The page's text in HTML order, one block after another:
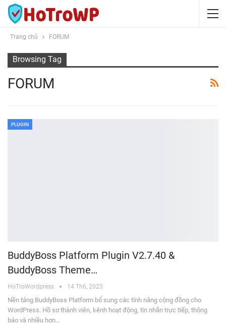
Trang chủ FORUM
Browsing Tag
FORUM
PLUGIN
BuddyBoss Platform Plugin V2.7.40 &
BuddyBoss Theme…
HoTroWordpress 14 Th6, 2025
Nền tảng BuddyBoss Platform bổ sung các tính năng cộng đồng cho
WordPress. Hồ sơ thành viên, kênh hoạt động, tin nhắn trực tiếp, thông
báo và nhiều hơn…